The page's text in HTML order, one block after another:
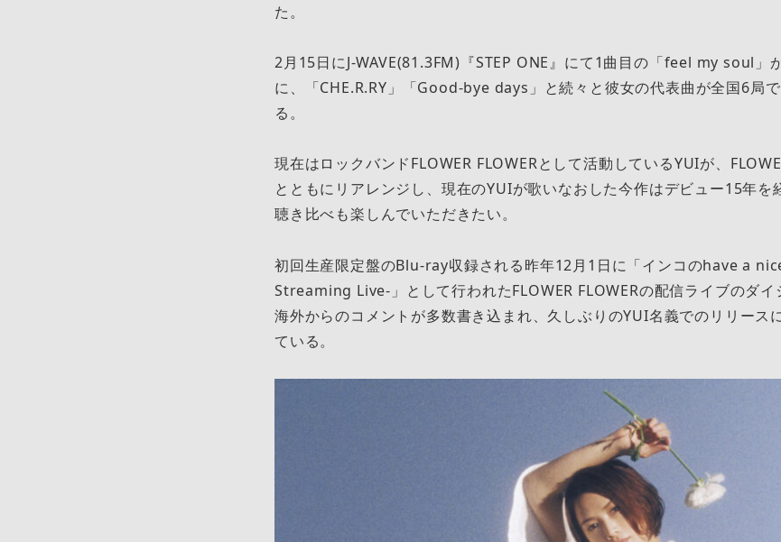
た。
2月15日にJ-WAVE(81.3FM)『STEP ONE』にて1曲目の「feel my soul」
に、「CHE.R.RY」「Good-bye days」と続々と彼女の代表曲が全国6局
る。
現在はロックバンドFLOWER FLOWERとして活動しているYUIが、
とともにリアレンジし、現在のYUIが歌いなおした今作はデビュー15年を
聴き比べも楽しんでいただきたい。
初回生産限定盤のBlu-ray収録される昨年12月1日に「インコのhave a
Streaming Live-」として行われたFLOWER FLOWERの配信ライブのダイ
海外からのコメントが多数書き込まれ、久しぶりのYUI名義でのリリース
ている。